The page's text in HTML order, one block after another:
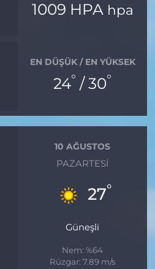
1009 HPA hpa
EN DÜŞÜK / EN YÜKSEK
24° / 30°
10 AĞUSTOS
PAZARTESI
27°
Güneşli
Nem: %64
Rüzgar: 7.89 m/s